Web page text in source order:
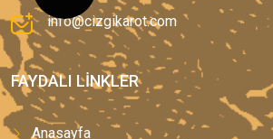
info@cizgikarot.com
FAYDALI LINKLER
Anasayfa